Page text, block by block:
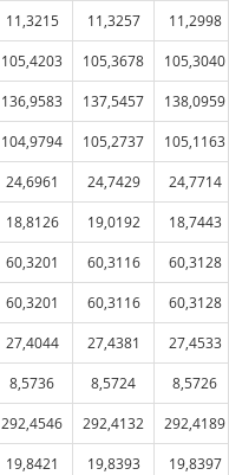
11,3215 11,3257
11,2998
105,4203 105,3678
105,3040
136,9583 137,5457
138,0959
104,9794 105,2737
105,1163
24,6961 24,7429
24,7714
18,8126 19,0192
18,7443
60,3201 60,3116
60,3128
60,3201 60,3116
60,3128
27,4044 27,4381
27,4533
8,5736 8,5724
8,5726
292,4546 292,4132
292,4189
19,8421 19,8393
19,8397